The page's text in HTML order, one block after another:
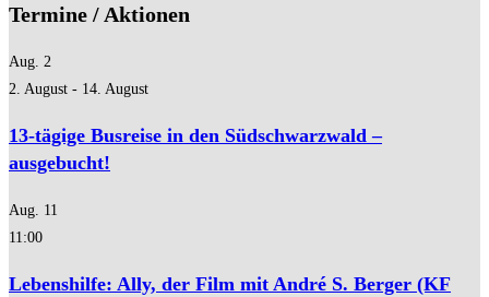
Termine / Aktionen
Aug. 2
2. August - 14. August
13-tägige Busreise in den Südschwarzwald –
ausgebucht!
Aug. 11
11:00
Lebenshilfe: Ally, der Film mit André S. Berger (KF